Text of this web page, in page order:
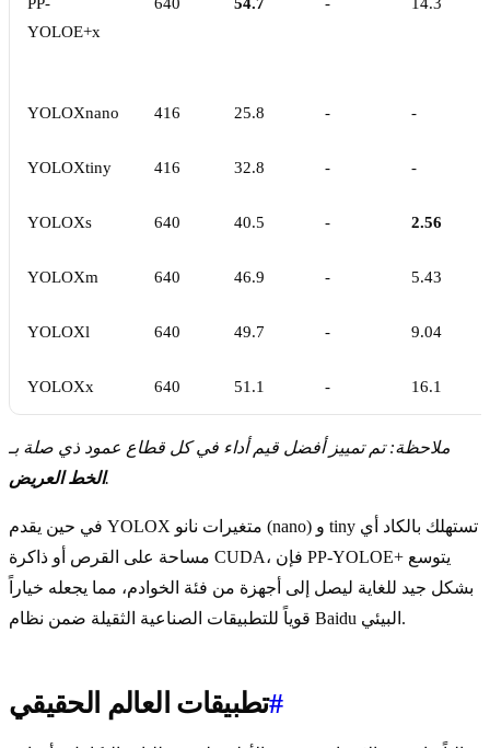
YOLOE+x
YOLOXnano 416 25.8 - -
YOLOXtiny 416 32.8 - -
YOLOXs 640 40.5 - 2.56
YOLOXm 640 46.9 - 5.43
YOLOXl 640 49.7 - 9.04
YOLOXx 640 51.1 - 16.1
ملاحظة: تم تمييز أفضل قيم أداء في كل قطاع عمود ذي صلة بـ
الخط العريض.
في حين يقدم YOLOX متغيرات نانو (nano) و tiny تستهلك بالكاد أي
مساحة على القرص أو ذاكرة CUDA، فإن PP-YOLOE+ يتوسع
بشكل جيد للغاية ليصل إلى أجهزة من فئة الخوادم، مما يجعله خياراً
قوياً للتطبيقات الصناعية الثقيلة ضمن نظام Baidu البيئي.
تطبيقات العالم الحقيقي#